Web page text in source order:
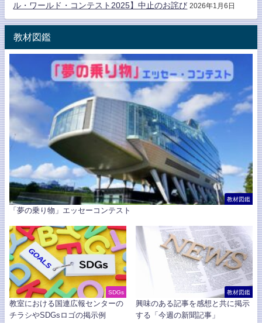
ル・ワールド・コンテスト2025】中止のお詫び 2026年1月6日
教材図鑑
教材図鑑
「夢の乗り物」エッセーコンテスト
SDGs
教室における国連広報センターの
チラシやSDGsロゴの掲示例
教材図鑑
興味のある記事を感想と共に掲示
する「今週の新聞記事」